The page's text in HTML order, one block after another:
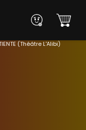
(Théâtre L'Alibi)